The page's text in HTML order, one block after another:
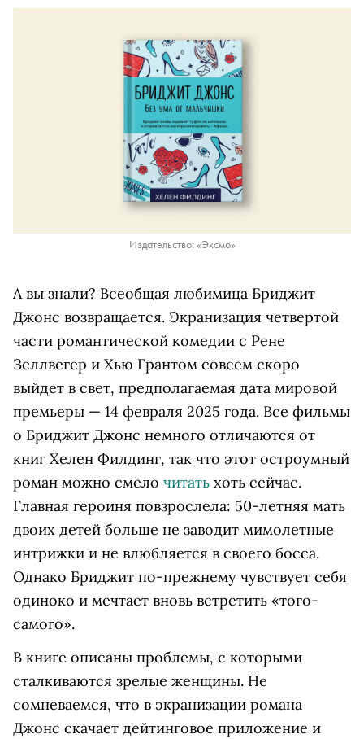
Издательство: «Эксмо»
А вы знали? Всеобщая любимица Бриджит
Джонс возвращается. Экранизация четвертой
части романтической комедии с Рене
Зеллвегер и Хью Грантом совсем скоро
выйдет в свет, предполагаемая дата мировой
премьеры — 14 февраля 2025 года. Все фильмы
о Бриджит Джонс немного отличаются от
книг Хелен Филдинг, так что этот остроумный
роман можно смело читать хоть сейчас.
Главная героиня повзрослела: 50-летняя мать
двоих детей больше не заводит мимолетные
интрижки и не влюбляется в своего босса.
Однако Бриджит по-прежнему чувствует себя
одиноко и мечтает вновь встретить «того-
самого».
В книге описаны проблемы, с которыми
сталкиваются зрелые женщины. Не
сомневаемся, что в экранизации романа
Джонс скачает дейтинговое приложение и